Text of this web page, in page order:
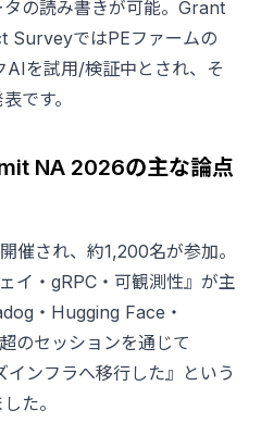
の読み書きが可能。Grant
ではPEファームの
を試用/検証中とされ、そ
です。
NA 2026の主な論点
催され、約1,200名が参加。
イ・gRPC・可観測性』が主
・Hugging Face・
のセッションを通じて
インフラへ移行した』という
た。